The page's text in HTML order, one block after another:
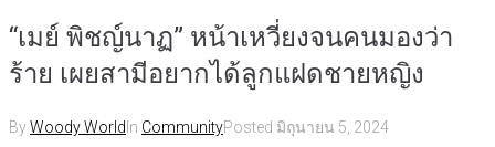
“เมย์ พิชญ์นาฏ” หน้าเหวี่ยงจนคนมองว่า
ร้าย เผยสามีอยากได้ลูกแฝดชายหญิง
ByWoody World In CommunityPosted มิถุนายน 5, 2024